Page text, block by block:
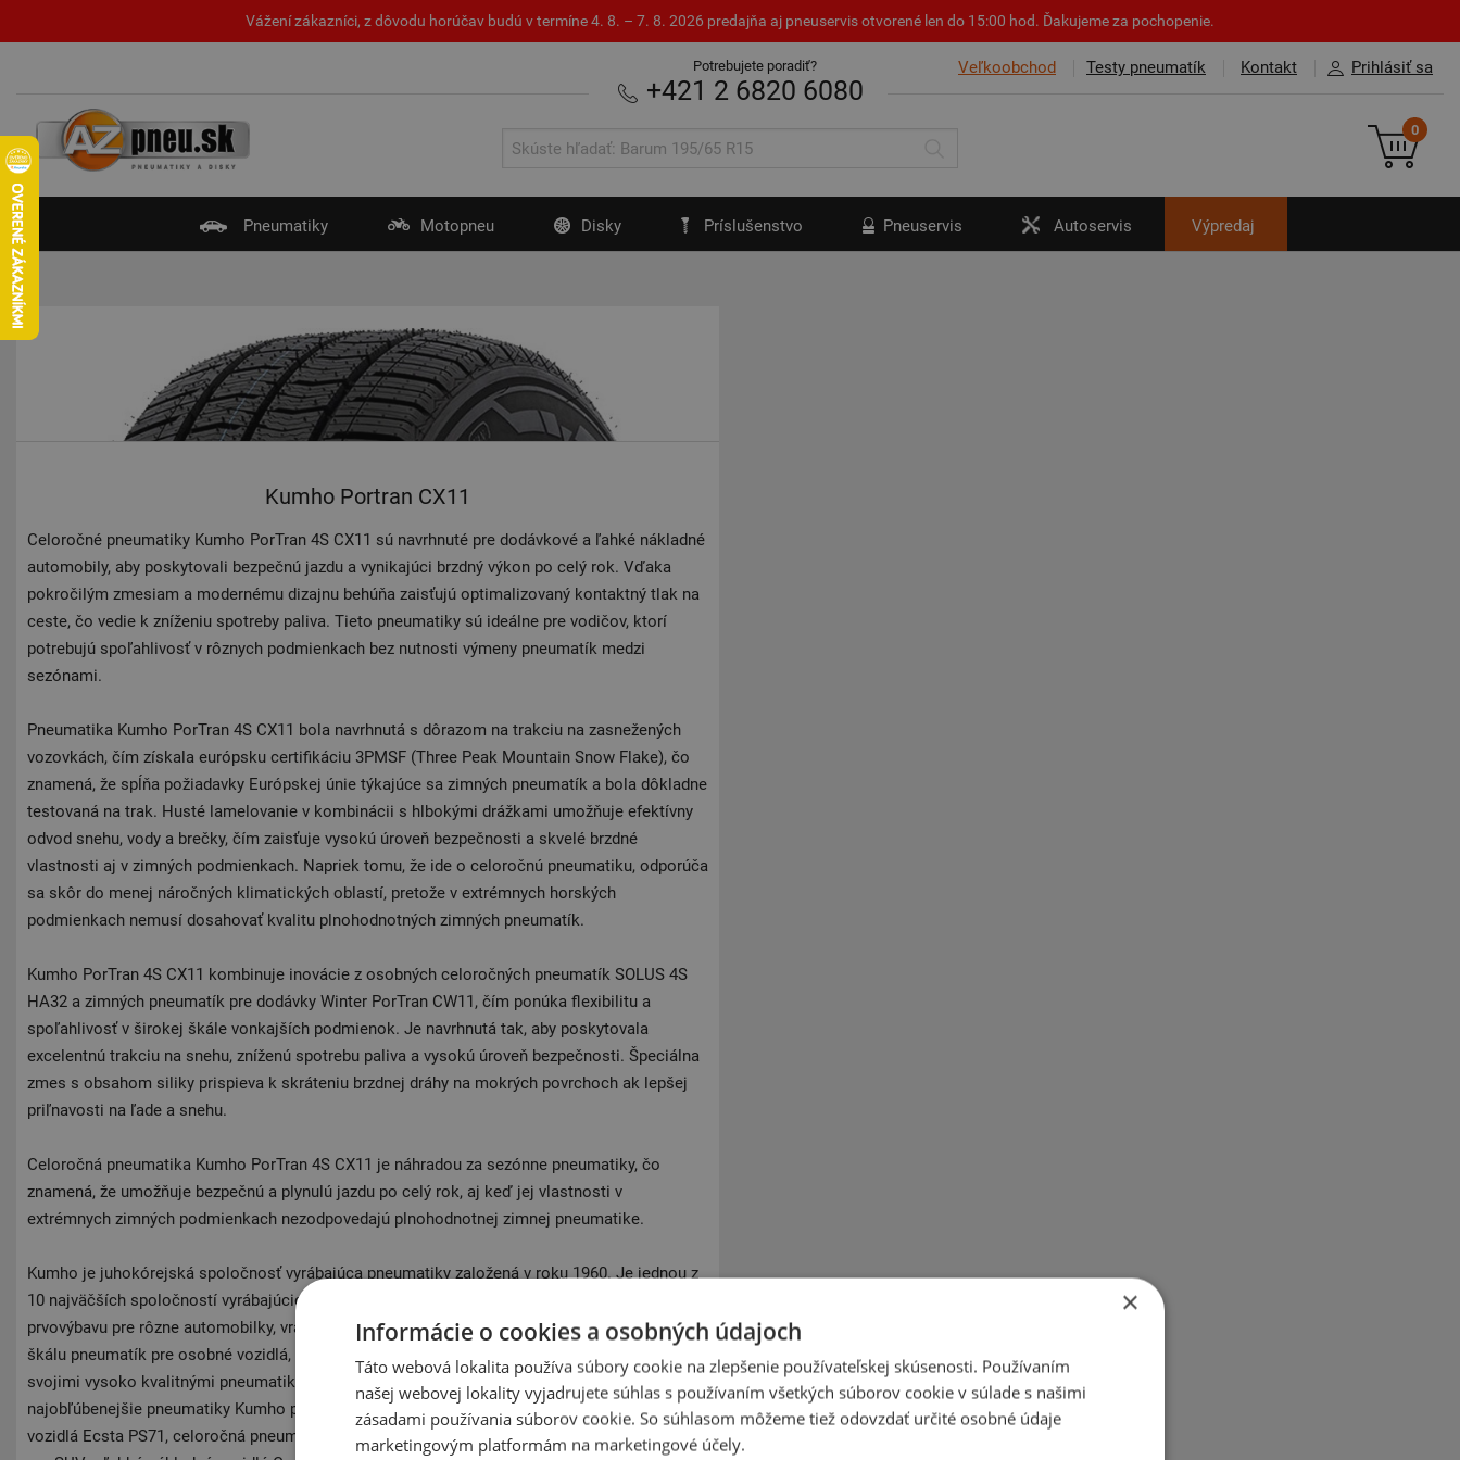
Vážení zákazníci, z dôvodu horúčav budú v termíne 4. 8. – 7. 8. 2026 predajňa aj pneuservis otvorené len do 15:00 hod. Ďakujeme za pochopenie.
Veľkoobchod Testy pneumatík Kontakt Prihlásiť sa
Potrebujete poradiť?
+421 2 6820 6080
0
Pneumatiky Motopneu Disky Príslušenstvo Pneuservis Autoservis Výpredaj
Kumho Portran CX11
Celoročné pneumatiky Kumho PorTran 4S CX11 sú navrhnuté pre dodávkové a ľahké nákladné
automobily, aby poskytovali bezpečnú jazdu a vynikajúci brzdný výkon po celý rok. Vďaka
pokročilým zmesiam a modernému dizajnu behúňa zaisťujú optimalizovaný kontaktný tlak na
ceste, čo vedie k zníženiu spotreby paliva. Tieto pneumatiky sú ideálne pre vodičov, ktorí
potrebujú spoľahlivosť v rôznych podmienkach bez nutnosti výmeny pneumatík medzi
sezónami.
Pneumatika Kumho PorTran 4S CX11 bola navrhnutá s dôrazom na trakciu na zasnežených
vozovkách, čím získala európsku certifikáciu 3PMSF (Three Peak Mountain Snow Flake), čo
znamená, že spĺňa požiadavky Európskej únie týkajúce sa zimných pneumatík a bola dôkladne
testovaná na trak. Husté lamelovanie v kombinácii s hlbokými drážkami umožňuje efektívny
odvod snehu, vody a brečky, čím zaisťuje vysokú úroveň bezpečnosti a skvelé brzdné
vlastnosti aj v zimných podmienkach. Napriek tomu, že ide o celoročnú pneumatiku, odporúča
sa skôr do menej náročných klimatických oblastí, pretože v extrémnych horských
podmienkach nemusí dosahovať kvalitu plnohodnotných zimných pneumatík.
Kumho PorTran 4S CX11 kombinuje inovácie z osobných celoročných pneumatík SOLUS 4S
HA32 a zimných pneumatík pre dodávky Winter PorTran CW11, čím ponúka flexibilitu a
spoľahlivosť v širokej škále vonkajších podmienok. Je navrhnutá tak, aby poskytovala
excelentnú trakciu na snehu, zníženú spotrebu paliva a vysokú úroveň bezpečnosti. Špeciálna
zmes s obsahom siliky prispieva k skráteniu brzdnej dráhy na mokrých povrchoch ak lepšej
priľnavosti na ľade a snehu.
Celoročná pneumatika Kumho PorTran 4S CX11 je náhradou za sezónne pneumatiky, čo
znamená, že umožňuje bezpečnú a plynulú jazdu po celý rok, aj keď jej vlastnosti v
extrémnych zimných podmienkach nezodpovedajú plnohodnotnej zimnej pneumatike.
Kumho je juhokórejská spoločnosť vyrábajúca pneumatiky založená v roku 1960. Je jednou z
10 najväčších spoločností vyrábajúcich pneumatiky na svete a dodáva pneumatiky pre
prvovýbavu pre rôzne automobilky, vrátane Hyundai, Kia a SsangYong. Kumho ponúka širokú
škálu pneumatík pre osobné vozidlá, nákladné vozidlá, SUV a autobusy. Spoločnosť je známa
svojimi vysoko kvalitnými pneumatikami a konkurencieschopnými cenami. Medzi
najobľúbenejšie pneumatiky Kumho patria: Vysoko výkonná letná pneumatika pre osobné
vozidlá Ecsta PS71, celoročná pneumatika pre osobné vozidlá Solus HA31, letná pneumatika
×
Informácie o cookies a osobných údajoch
Táto webová lokalita používa súbory cookie na zlepšenie používateľskej skúsenosti. Používaním
našej webovej lokality vyjadrujete súhlas s používaním všetkých súborov cookie v súlade s našimi
zásadami používania súborov cookie. So súhlasom môžeme tiež odovzdať určité osobné údaje
marketingovým platformám na marketingové účely.